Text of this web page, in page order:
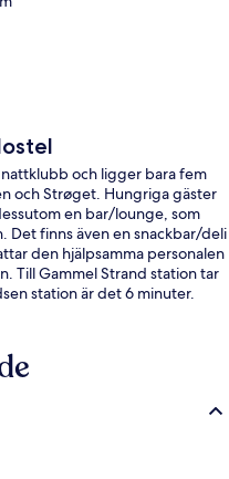
och ligger bara fem
och Strøget. Hungriga gäster
en bar/lounge, som
Det finns även en snackbar/deli
den hjälpsamma personalen
Till Gammel Strand station tar
station är det 6 minuter.